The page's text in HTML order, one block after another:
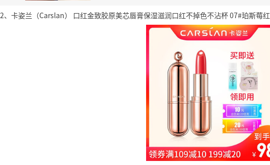
2、卡姿兰（Carslan） 口红金致胶原美芯唇膏保湿滋润口红不掉色不沾杯 07#珀斯莓红